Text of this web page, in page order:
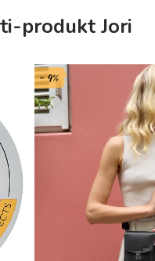
produkt Jori
- 9%